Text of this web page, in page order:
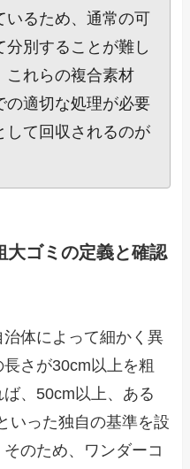
いるため、通常の可
別することが難し
これらの複合素材
の適切な処理が必要
して回収されるのが
大ゴミの定義と確認
体によって細かく異
さが30cm以上を粗
、50cm以上、ある
いった独自の基準を設
のため、ワンダーコ